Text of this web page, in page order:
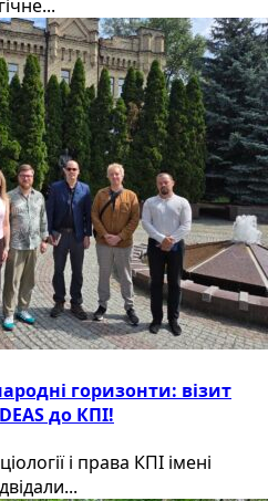
горизонти: візит
до КПІ!
і права КПІ імені